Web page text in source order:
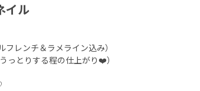
イル
レンチ＆ラメライン込み）
っとりする程の仕上がり❤️）